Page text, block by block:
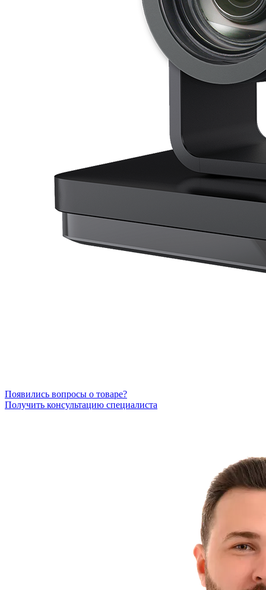
Появились вопросы о товаре?
Получить консультацию специалиста